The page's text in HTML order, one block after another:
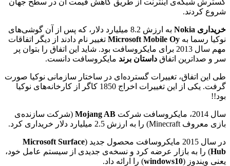
شروع کردند.
خریداری Nokia
به ارزش 8.2 میلیارد دلار، که پس از آن گوشی‌های
نوکیا رسما به Microsoft Mobile Oy تغییر نام دادند از دیگر اتفاقات
مهم سال 2013 برای مایکروسافت بود. شاید این اتفاق را بتوان پر
سر و صداترین اتفاق داستان برند مایکروسافت دانست.
طی این اتفاق، تغییرات گسترده‌ای در ساختار سازمانی نوکیا صورت
گرفت. یکی از این تغییرات اخراج 1850 کاگر از کارخانه‌های نوکیا
بود!!
سال 2014، مایکروسافت شرکت Mojang AB (شرکت سازنده‌ی
بازی معروف Minecraft) را به ارزش 2.5 میلیارد دلار خریداری کرد.
در سال 2015 مایکروسافت محصول جدید (
Microsoft Surface
Hub) را به بازار عرضه کرد و نسخه‌ی جدیدی از سیستم عامل خود،
یعنی ویندوز (
windows10 ) را ارائه داد.